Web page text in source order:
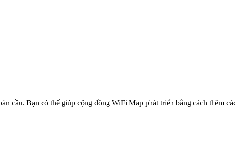
cầu. Bạn có thể giúp cộng đồng WiFi Map phát triển bằng cách thêm